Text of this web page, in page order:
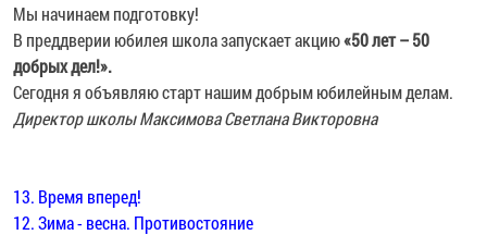
Мы начинаем подготовку!
В преддверии юбилея школа запускает акцию«50 лет – 50
добрых дел!».
Сегодня я объявляю старт нашим добрым юбилейным делам.
Директор школы Максимова Светлана Викторовна
13. Время вперед!
12. Зима - весна. Противостояние